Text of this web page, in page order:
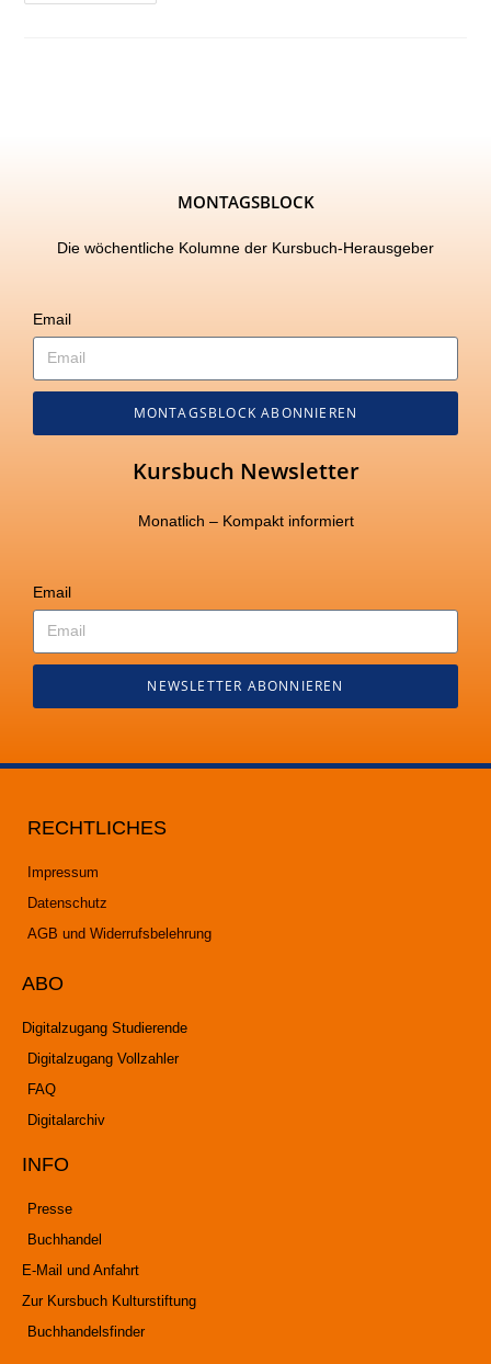
MONTAGSBLOCK
Die wöchentliche Kolumne der Kursbuch-Herausgeber
Email
MONTAGSBLOCK ABONNIEREN
Kursbuch Newsletter
Monatlich – Kompakt informiert
Email
NEWSLETTER ABONNIEREN
RECHTLICHES
Impressum
Datenschutz
AGB und Widerrufsbelehrung
ABO
Digitalzugang Studierende
Digitalzugang Vollzahler
FAQ
Digitalarchiv
INFO
Presse
Buchhandel
E-Mail und Anfahrt
Zur Kursbuch Kulturstiftung
Buchhandelsfinder